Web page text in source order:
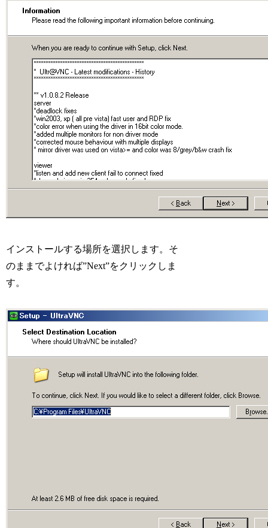
インストールする場所を選択します。そ
のままでよければ”Next”をクリックしま
す。